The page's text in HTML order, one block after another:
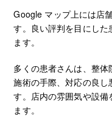
Google マップ上には店
す。良い評判を目にした
ます。
多くの患者さんは、整体
施術の手際、対応の良
す。店内の雰囲気や設備
ます。